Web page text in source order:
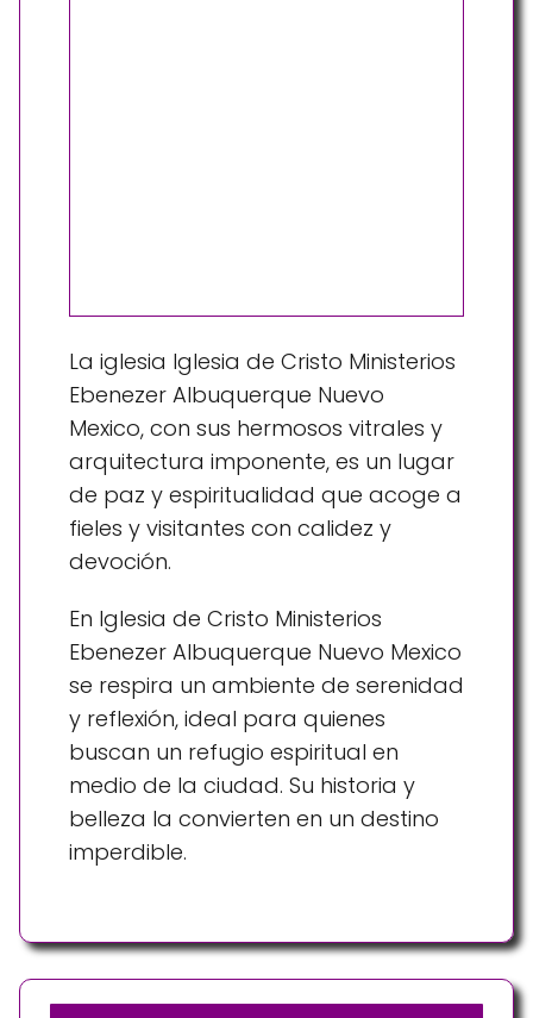
La iglesia Iglesia de Cristo Ministerios
Ebenezer Albuquerque Nuevo
Mexico, con sus hermosos vitrales y
arquitectura imponente, es un lugar
de paz y espiritualidad que acoge a
fieles y visitantes con calidez y
devoción.
En Iglesia de Cristo Ministerios
Ebenezer Albuquerque Nuevo Mexico
se respira un ambiente de serenidad
y reflexión, ideal para quienes
buscan un refugio espiritual en
medio de la ciudad. Su historia y
belleza la convierten en un destino
imperdible.